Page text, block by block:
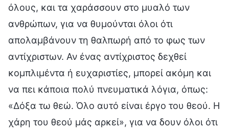
όλους, και τα χαράσσουν στο μυαλό των
ανθρώπων, για να θυμούνται όλοι ότι
απολαμβάνουν τη θαλπωρή από το φως των
αντίχριστων. Αν ένας αντίχριστος δεχθεί
κομπλιμέντα ή ευχαριστίες, μπορεί ακόμη και
να πει κάποια πολύ πνευματικά λόγια, όπως:
«Δόξα τω θεώ. Όλο αυτό είναι έργο του θεού. Η
χάρη του θεού μάς αρκεί», για να δουν όλοι ότι